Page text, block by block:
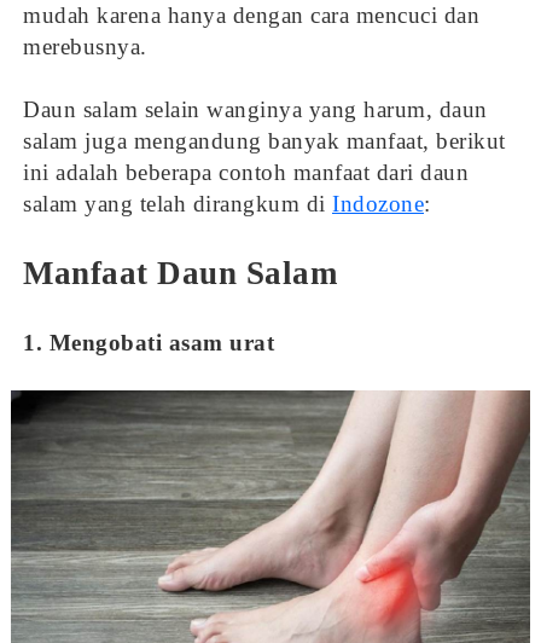
mudah karena hanya dengan cara mencuci dan
merebusnya.
Daun salam selain wanginya yang harum, daun
salam juga mengandung banyak manfaat, berikut
ini adalah beberapa contoh manfaat dari daun
salam yang telah dirangkum di Indozone:
Manfaat Daun Salam
1. Mengobati asam urat